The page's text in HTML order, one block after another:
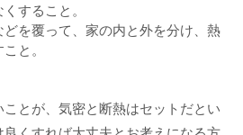
すること。
を覆って、家の内と外を分け、熱
と。
とが、気密と断熱はセットだとい